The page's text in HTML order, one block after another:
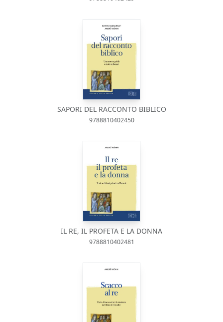
SAPORI DEL RACCONTO BIBLICO
9788810402450
IL RE, IL PROFETA E LA DONNA
9788810402481